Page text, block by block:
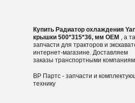
Купить Радиатор охлаждения
крышки 500*315*36, мм OEM , а
запчасти для тракторов и
интернет-магазине. Доставляем
заказы транспортными
ВР Партс - запчасти и
технику